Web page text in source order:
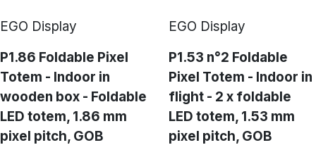
EGO Display
P1.86 Foldable Pixel
Totem - Indoor in
wooden box - Foldable
LED totem, 1.86 mm
pixel pitch, GOB
EGO Display
P1.53 n°2 Foldable
Pixel Totem - Indoor in
flight - 2 x foldable
LED totem, 1.53 mm
pixel pitch, GOB